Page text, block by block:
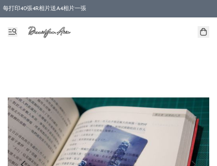
每打印40張4R相片送A4相片一張